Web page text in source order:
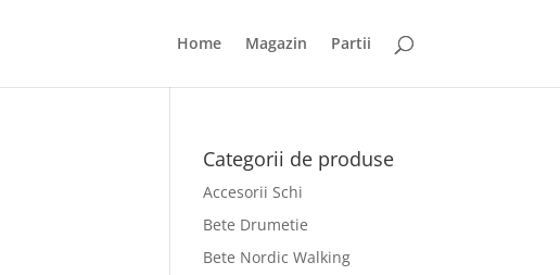
Home Magazin Partii
Categorii de produse
Accesorii Schi
Bete Drumetie
Bete Nordic Walking